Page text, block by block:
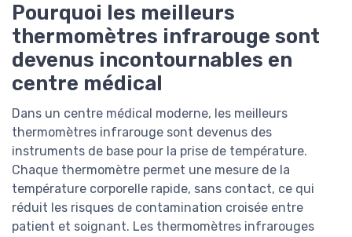
Pourquoi les meilleurs
thermomètres infrarouge sont
devenus incontournables en
centre médical
Dans un centre médical moderne, les meilleurs
thermomètres infrarouge sont devenus des
instruments de base pour la prise de température.
Chaque thermomètre permet une mesure de la
température corporelle rapide, sans contact, ce qui
réduit les risques de contamination croisée entre
patient et soignant. Les thermomètres infrarouges